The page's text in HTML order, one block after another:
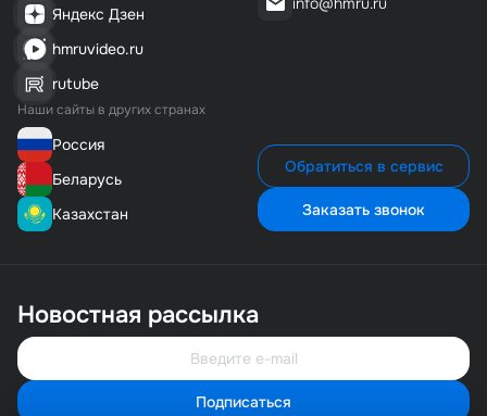
Яндекс Дзен
hmruvideo.ru
rutube
Наши сайты в других странах
Россия
Беларусь
Казахстан
Обратиться в сервис
Заказать звонок
Новостная рассылка
Подписаться
Свяжитесь с нами